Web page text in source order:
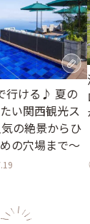
行ける♪ 夏の
い関西観光ス
の絶景からひ
の穴場まで～